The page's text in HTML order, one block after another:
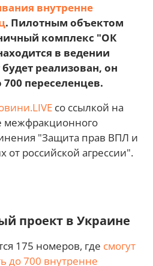
внутренне
. Пилотным объектом
комплекс "ОК
в ведении
реализован, он
переселенцев.
со ссылкой на
межфракционного
"Защита прав ВПЛ и
от российской агрессии".
проект в Украине
175 номеров, где смогут
до 700 внутренне